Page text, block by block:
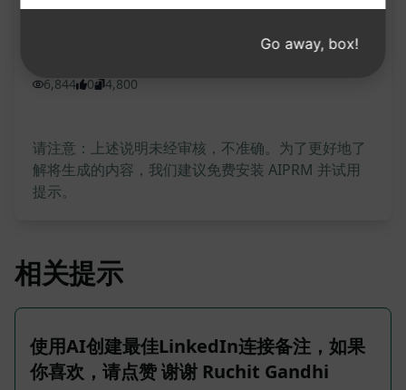
6,844 0 4,800
请注意：上述说明未经审核，不准确。为了更好地了
解将生成的内容，我们建议免费安装 AIPRM 并试用
提示。
相关提示
使用AI创建最佳LinkedIn连接备注，如果
你喜欢，请点赞 谢谢 Ruchit Gandhi
Go away, box!